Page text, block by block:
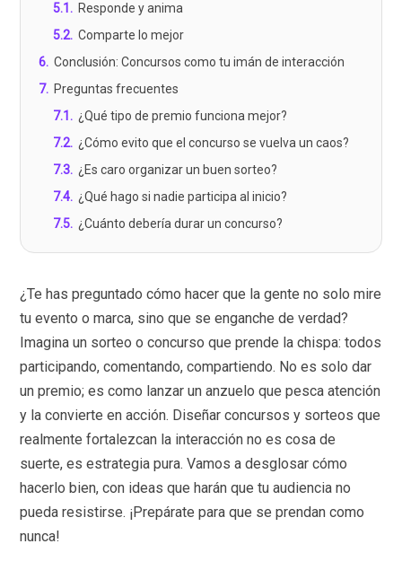
5.1 . Responde y anima
5.2. Comparte lo mejor
6. Conclusión: Concursos como tu imán de interacción
7. Preguntas frecuentes
7.1 . ¿Qué tipo de premio funciona mejor?
7.2. ¿Cómo evito que el concurso se vuelva un caos?
7.3. ¿Es caro organizar un buen sorteo?
7.4. ¿Qué hago si nadie participa al inicio?
7.5. ¿Cuánto debería durar un concurso?
¿Te has preguntado cómo hacer que la gente no solo mire
tu evento o marca, sino que se enganche de verdad?
Imagina un sorteo o concurso que prende la chispa: todos
participando, comentando, compartiendo. No es solo dar
un premio; es como lanzar un anzuelo que pesca atención
y la convierte en acción. Diseñar concursos y sorteos que
realmente fortalezcan la interacción no es cosa de
suerte, es estrategia pura. Vamos a desglosar cómo
hacerlo bien, con ideas que harán que tu audiencia no
pueda resistirse. ¡Prepárate para que se prendan como
nunca!